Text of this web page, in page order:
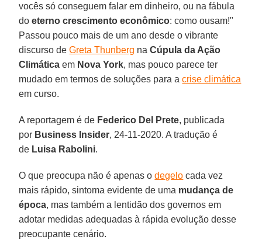
vocês só conseguem falar em dinheiro, ou na fábula
doeterno crescimento econômico: como ousam!"
Passou pouco mais de um ano desde o vibrante
discurso deGreta Thunberg naCúpula da Ação
Climática em Nova York, mas pouco parece ter
mudado em termos de soluções para acrise climática
em curso.
A reportagem é de Federico Del Prete, publicada
por Business Insider, 24-11-2020. A tradução é
de Luisa Rabolini.
O que preocupa não é apenas odegelo cada vez
mais rápido, sintoma evidente de uma mudança de
época, mas também a lentidão dos governos em
adotar medidas adequadas à rápida evolução desse
preocupante cenário.